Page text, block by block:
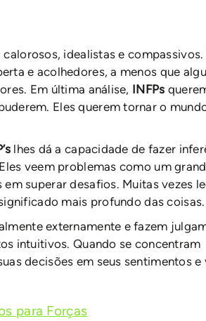
idealistas e compassivos.
e acolhedores, a menos que
Em última análise, INFPs
Eles querem tornar o
lhes dá a capacidade de fazer
veem problemas como um
em superar desafios. Muitas vezes
mais profundo das coisas.
externamente e fazem
intuitivos. Quando se concentram
decisões em seus sentimentos e
para Forças